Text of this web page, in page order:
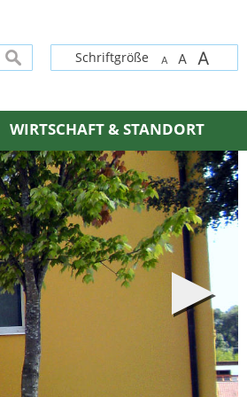
Schriftgröße A A A
suchen
WIRTSCHAFT & STANDORT